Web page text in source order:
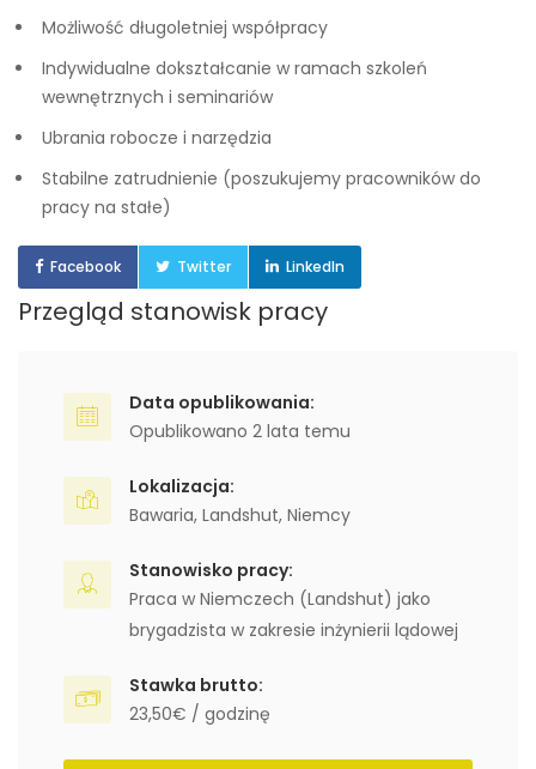
Możliwość długoletniej współpracy
Indywidualne dokształcanie w ramach szkoleń
wewnętrznych i seminariów
Ubrania robocze i narzędzia
Stabilne zatrudnienie (poszukujemy pracowników do
pracy na stałe)
Facebook Twitter LinkedIn
Przegląd stanowisk pracy
Data opublikowania:
Opublikowano 2 lata temu
Lokalizacja:
Bawaria, Landshut, Niemcy
Stanowisko pracy:
Praca w Niemczech (Landshut) jako
brygadzista w zakresie inżynierii lądowej
Stawka brutto:
23,50€ / godzinę